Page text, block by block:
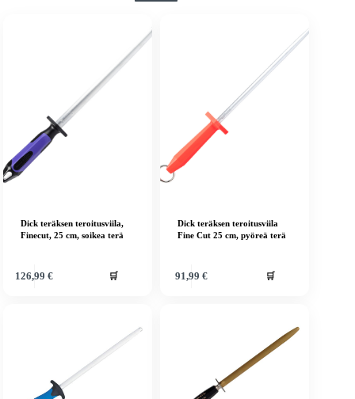
Dick teräksen teroitusviila,
Finecut, 25 cm, soikea terä
126,99€ 🛒
Dick teräksen teroitusviila
Fine Cut 25 cm, pyöreä terä
91,99 € 🛒